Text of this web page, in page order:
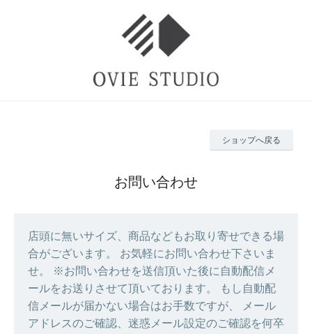
ショップへ戻る
お問い合わせ
店頭に無いサイズ、商品などもお取り寄せできる場
合がございます。 お気軽にお問い合わせ下さいま
せ。 ※お問い合わせを送信頂いた後に自動配信メ
ールをお送りさせて頂いております。 もし自動配
信メールが届かない場合はお手数ですが、 メール
アドレスのご確認、迷惑メール設定のご確認を何卒